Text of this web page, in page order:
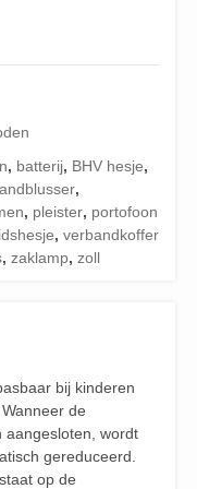
, batterij, BHV hesje,
,
, pleister, portofoon
, verbandkoffer
, zaklamp, zoll
bij kinderen
de
aangesloten, wordt
gereduceerd.
op de